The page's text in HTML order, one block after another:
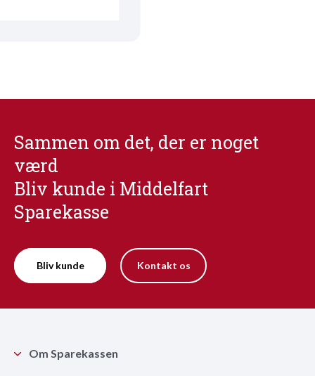
Sammen om det, der er noget
værd
Bliv kunde i Middelfart
Sparekasse
Bliv kunde Kontakt os
Om Sparekassen